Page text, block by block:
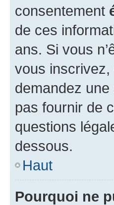
consentement
de ces
ans. Si vous
vous
demandez une
pas fournir de
questions
dessous.
Haut
Pourquoi ne